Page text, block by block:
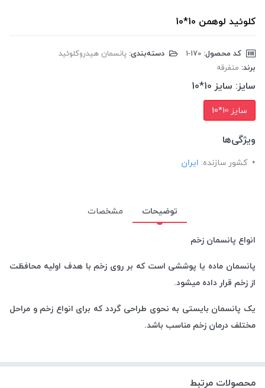
کلوئید لوهمن 10*10
کد محصول: دسته‌بندی: پانسمان هیدروکلوئید
برند: متفرقه
سایز: سایز 10*10
سایز 10*10
ویژگی‌ها
کشور سازنده: ایران
توضیحات
مشخصات
انواع پانسمان زخم
پانسمان ماده یا پوششی است که بر روی زخم با هدف اولیه محافظت
از زخم قرار داده میشود.
یک پانسمان بایستی به نحوی طراحی گردد که برای انواع زخم و مراحل
مختلف درمان زخم مناسب باشد.
محصولات مرتبط